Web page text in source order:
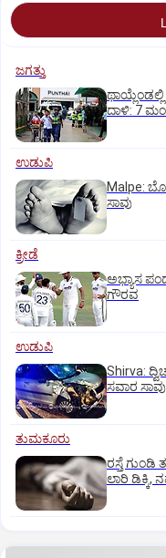
ಜಗತ್ತು
ದಾಳಿ: 7
ಉಡುಪಿ
Malpe:
ಸಾವು
ಕ್ರೀಡೆ
ಅಭ್ಯಾಸ
ಗೌರವ
ಉಡುಪಿ
Shirva:
ಸವಾರ ಸಾವು
ತುಮಕೂರು
ರಸ್ತೆ ಗುಂಡಿ
ಲಾರಿ ಡಿಕ್ಕಿ,